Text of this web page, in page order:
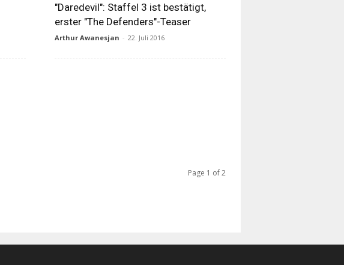
"Daredevil": Staffel 3 ist bestätigt,
erster "The Defenders"-Teaser
Arthur Awanesjan - 22. Juli 2016
Page 1 of 2